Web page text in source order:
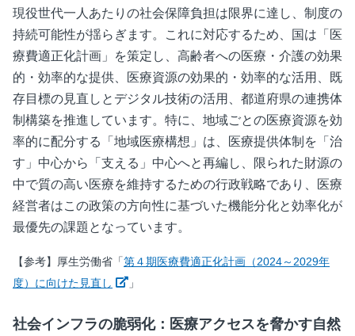
現役世代一人あたりの社会保障負担は限界に達し、制度の
持続可能性が揺らぎます。これに対応するため、国は「医
療費適正化計画」を策定し、高齢者への医療・介護の効果
的・効率的な提供、医療資源の効果的・効率的な活用、既
存目標の見直しとデジタル技術の活用、都道府県の連携体
制構築を推進しています。特に、地域ごとの医療資源を効
率的に配分する「地域医療構想」は、医療提供体制を「治
す」中心から「支える」中心へと再編し、限られた財源の
中で質の高い医療を維持するための行政戦略であり、医療
経営者はこの政策の方向性に基づいた機能分化と効率化が
最優先の課題となっています。
【参考】厚生労働省「第４期医療費適正化計画（2024～2029年
度）に向けた見直し
新しいウィンドウで開く
」
社会インフラの脆弱化：医療アクセスを脅かす自然